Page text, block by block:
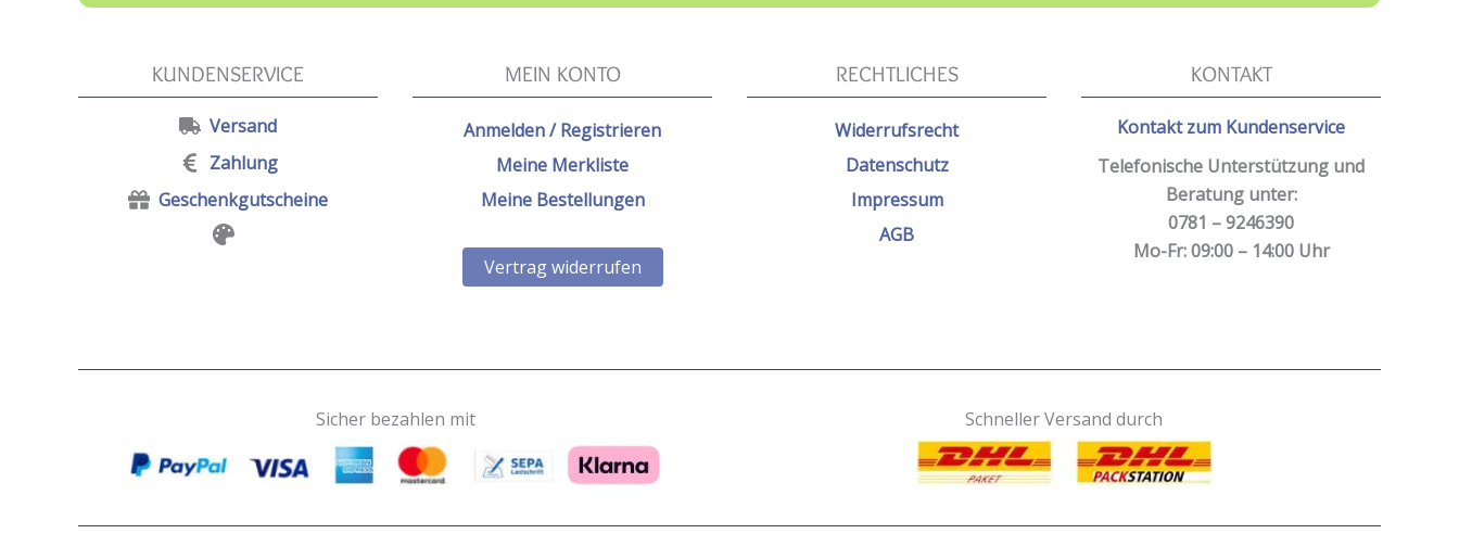
KUNDENSERVICE
Versand
Zahlung
Geschenkgutscheine
MEIN KONTO
Anmelden / Registrieren
Meine Merkliste
Meine Bestellungen
Vertrag widerrufen
RECHTLICHES
Widerrufsrecht
Datenschutz
Impressum
AGB
KONTAKT
Kontakt zum Kundenservice
Telefonische Unterstützung und
Beratung unter:
0781 – 9246390
Mo-Fr: 09:00 – 14:00 Uhr
Sicher bezahlen mit Schneller Versand durch